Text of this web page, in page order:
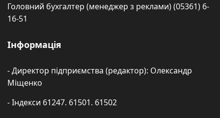
Головний бухгалтер (менеджер з реклами) (05361) 6-
16-51
Інформація
- Директор підприємства (редактор): Олександр
Міщенко
- Індекси 61247. 61501. 61502